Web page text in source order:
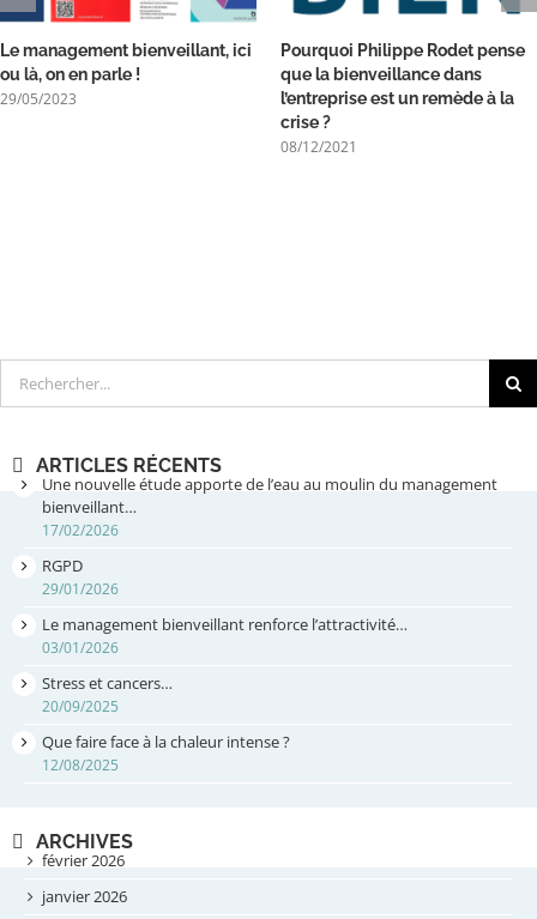
Le management bienveillant, ici
ou là, on en parle !
29/05/2023
Pourquoi Philippe Rodet pense
que la bienveillance dans
l’entreprise est un remède à la
crise ?
08/12/2021
Rechercher
ARTICLES RÉCENTS
Une nouvelle étude apporte de l’eau au moulin du management
bienveillant…
17/02/2026
RGPD
29/01/2026
Le management bienveillant renforce l’attractivité…
03/01/2026
Stress et cancers…
20/09/2025
Que faire face à la chaleur intense ?
12/08/2025
ARCHIVES
février 2026
janvier 2026